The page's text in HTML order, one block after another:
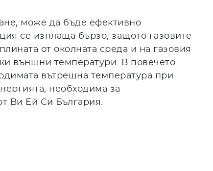
може да бъде ефективно
се изплаща бързо, защото газовите
от околната среда и на газовия
външни температури. В повечето
вътрешна температура при
необходима за
Ви Ей Си България.